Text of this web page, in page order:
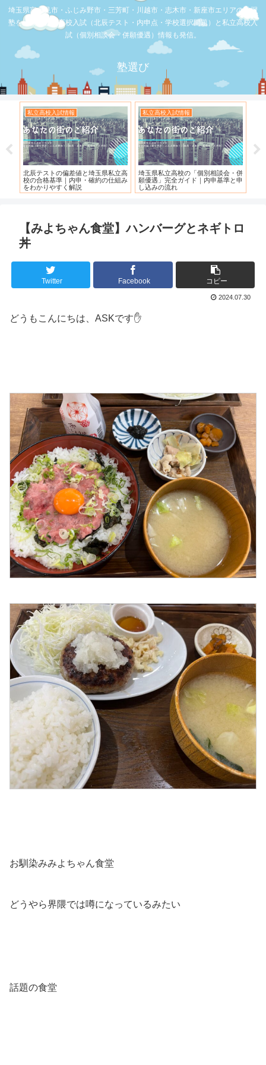
埼玉県富士見市・ふじみ野市・三芳町・川越市・志木市・新座市エリアの学習
塾を比較。公立高校入試（北辰テスト・内申点・学校選択問題）と私立高校入
試（個別相談会・併願優遇）情報も発信。
塾選び
お店の覆面取材
【スシロー三芳店】リニューアルさ
れている！！！
お店の覆面取材
【三芳】フーコット
【みよちゃん食堂】ハンバーグとネギトロ
丼
Twitter Facebook コピー
2024.07.30
どうもこんにちは、ASKです✋
お馴染みみよちゃん食堂
どうやら界隈では噂になっているみたい
話題の食堂